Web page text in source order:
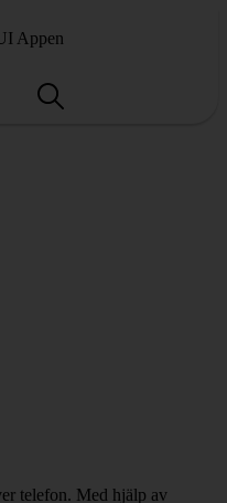
Appen
telefon. Med hjälp av